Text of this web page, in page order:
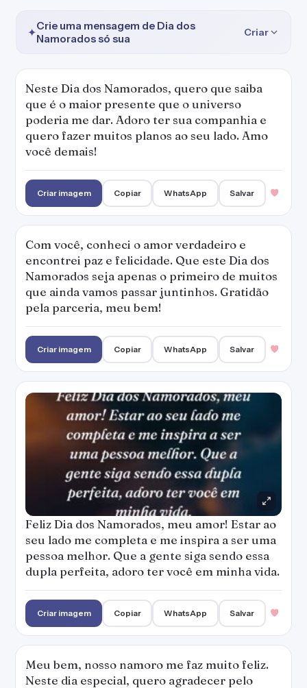
✦Crie uma mensagem de Dia dos
Namorados só sua
Criar
Neste Dia dos Namorados, quero que saiba
que é o maior presente que o universo
poderia me dar. Adoro ter sua companhia e
quero fazer muitos planos ao seu lado. Amo
você demais!
Criar imagem Copiar WhatsApp Salvar
Com você, conheci o amor verdadeiro e
encontrei paz e felicidade. Que este Dia dos
Namorados seja apenas o primeiro de muitos
que ainda vamos passar juntinhos. Gratidão
pela parceria, meu bem!
Criar imagem Copiar WhatsApp Salvar
Feliz Dia dos Namorados, meu amor! Estar ao
seu lado me completa e me inspira a ser uma
pessoa melhor. Que a gente siga sendo essa
dupla perfeita, adoro ter você em minha vida.
Criar imagem Copiar WhatsApp Salvar
Meu bem, nosso namoro me faz muito feliz.
Neste dia especial, quero agradecer pelo